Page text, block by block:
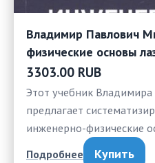
Владимир Павлович
физические основы
3303.00 RUB
Этот учебник
предлагает
инженерно-физические
Подробнее Купить